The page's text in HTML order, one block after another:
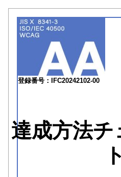
登録番号：IFC20242102-00
達成方法チ
ト